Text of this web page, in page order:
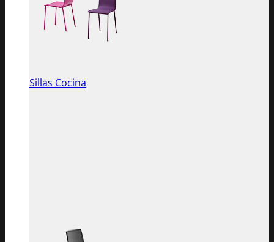
Sillas Cocina